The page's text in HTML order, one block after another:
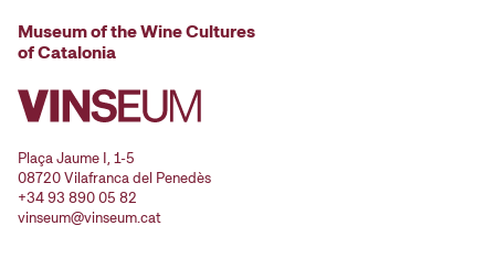
Museum of the Wine Cultures
of Catalonia
Plaça Jaume I, 1-5
08720 Vilafranca del Penedès
+34 93 890 05 82
vinseum@vinseum.cat